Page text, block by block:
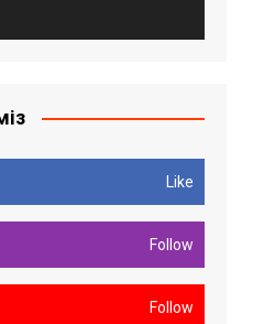
Like
Follow
Follow